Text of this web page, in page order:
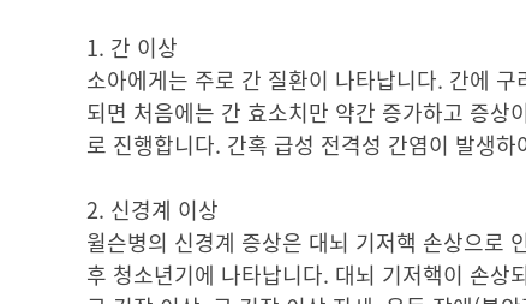
1. 간 이상
소아에게는 주로 간 질환이 나타납니다. 간에
되면 처음에는 간 효소치만 약간 증가하고 증
로 진행합니다. 간혹 급성 전격성 간염이 발생
2. 신경계 이상
윌슨병의 신경계 증상은 대뇌 기저핵 손상으로
후 청소년기에 나타납니다. 대뇌 기저핵이 손